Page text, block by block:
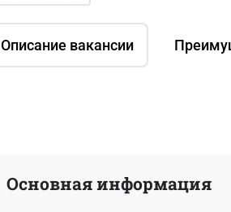
Описание вакансии
Основная информация